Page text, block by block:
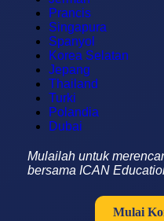
Prancis
Singapura
Spanyol
Korea Selatan
Jepang
Thailand
Turki
Polandia
Dubai
Mulailah untuk
bersama ICAN
Mulai